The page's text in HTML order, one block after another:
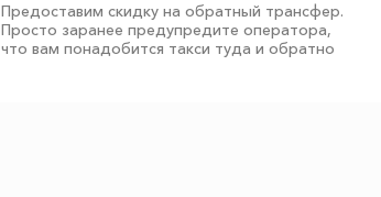
Предоставим скидку на обратный трансфер.
Просто заранее предупредите оператора,
что вам понадобится такси туда и обратно